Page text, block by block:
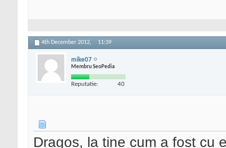
4th December 2012, 11:39
mike07
Membru SeoPedia
Reputatie: 40
Dragos, la tine cum a fost cu